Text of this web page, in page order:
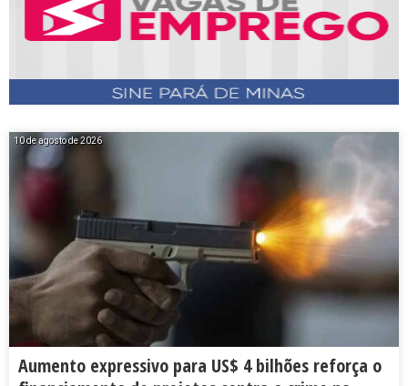
10 de agosto de 2026
Aumento expressivo para US$ 4 bilhões reforça o